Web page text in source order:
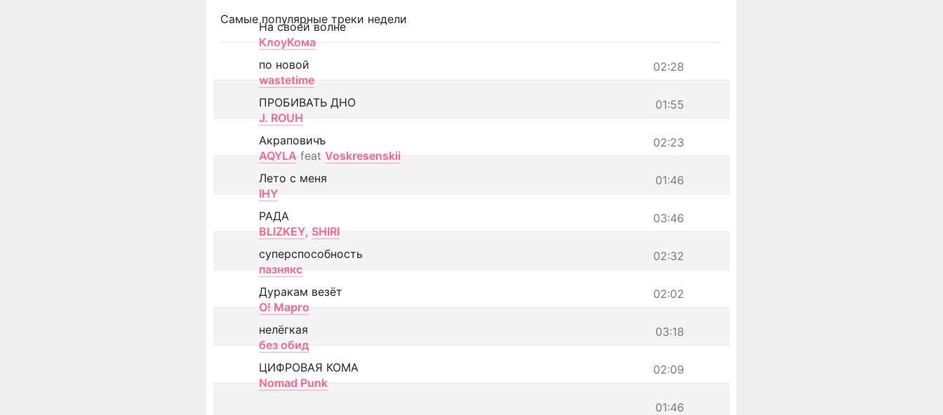
Самые популярные треки недели
На своей волне
КлоуКома
02:28
по новой
wastetime
01:55
ПРОБИВАТЬ ДНО
J. ROUH
02:23
Акраповичъ
AQYLA feat Voskresenskii
01:46
Лето с меня
IHY
03:46
РАДА
BLIZKEY, SHIRI
02:32
суперспособность
пазнякс
02:02
Дуракам везёт
О! Марго
03:18
нелёгкая
без обид
02:09
ЦИФРОВАЯ КОМА
Nomad Punk
01:46